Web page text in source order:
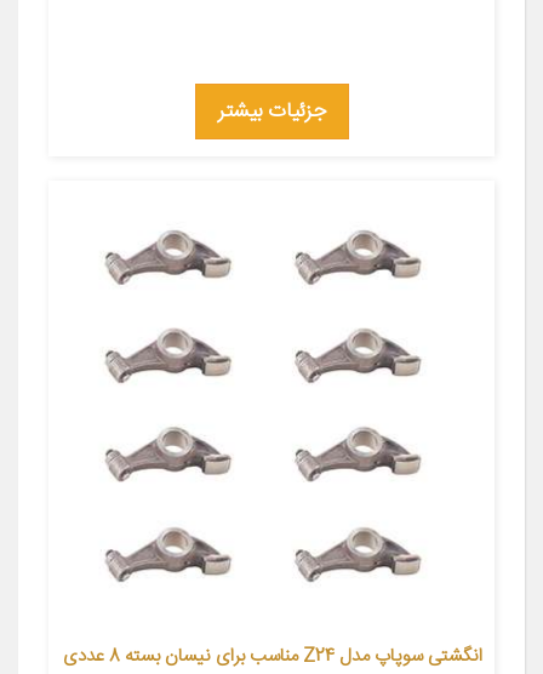
جزئیات بیشتر
انگشتی سوپاپ مدل Z24 مناسب برای نیسان بسته 8 عددی